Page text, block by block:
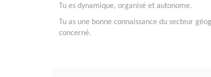
Tu es dynamique, organisé et autonome.
Tu as une bonne connaissance du secteur
concerné.